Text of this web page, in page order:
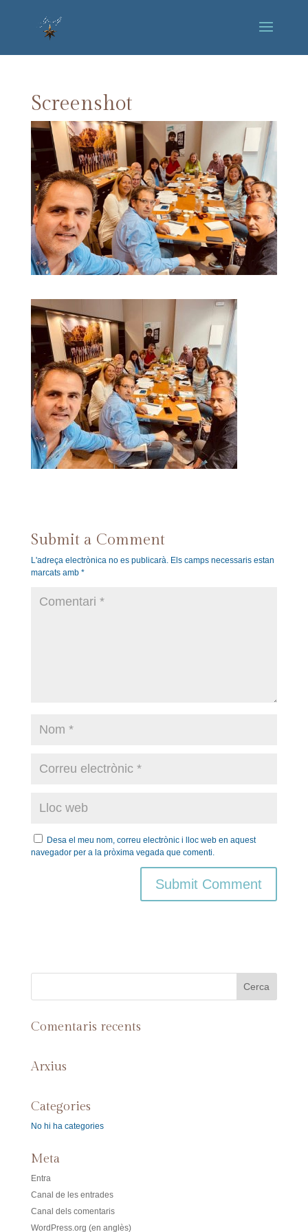
Screenshot
Submit a Comment
L'adreça electrònica no es publicarà. Els camps necessaris estan
marcats amb *
Desa el meu nom, correu electrònic i lloc web en aquest
navegador per a la pròxima vegada que comenti.
Comentaris recents
Arxius
Categories
No hi ha categories
Meta
Entra
Canal de les entrades
Canal dels comentaris
WordPress.org (en anglès)